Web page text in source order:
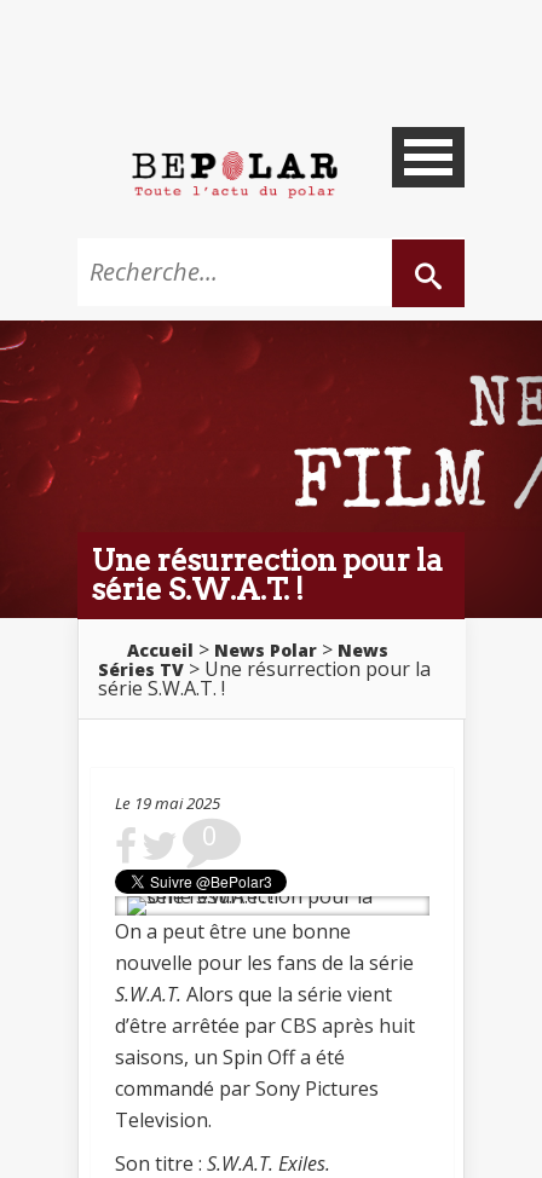
Une résurrection pour la
série S.W.A.T. !
Accueil > News Polar > News
Séries TV > Une résurrection pour la
série S.W.A.T. !
Le 19 mai 2025
0
On a peut être une bonne
nouvelle pour les fans de la série
S.W.A.T. Alors que la série vient
d’être arrêtée par CBS après huit
saisons, un Spin Off a été
commandé par Sony Pictures
Television.
Son titre : S.W.A.T. Exiles.